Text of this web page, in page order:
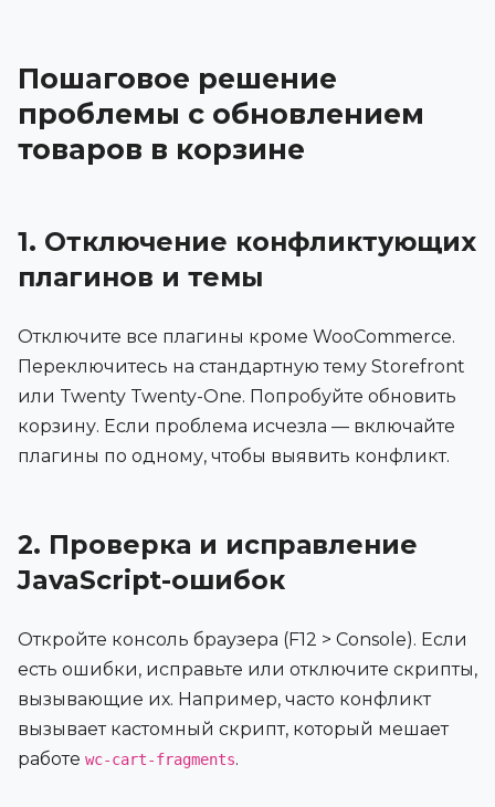
Пошаговое решение
проблемы с обновлением
товаров в корзине
1. Отключение конфликтующих
плагинов и темы
Отключите все плагины кроме WooCommerce.
Переключитесь на стандартную тему Storefront
или Twenty Twenty-One. Попробуйте обновить
корзину. Если проблема исчезла — включайте
плагины по одному, чтобы выявить конфликт.
2. Проверка и исправление
JavaScript-ошибок
Откройте консоль браузера (F12 > Console). Если
есть ошибки, исправьте или отключите скрипты,
вызывающие их. Например, часто конфликт
вызывает кастомный скрипт, который мешает
работе wc-cart-fragments.